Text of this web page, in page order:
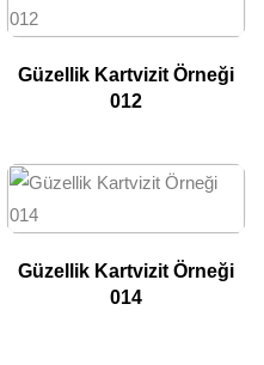
Güzellik Kartvizit Örneği
012
Güzellik Kartvizit Örneği
014